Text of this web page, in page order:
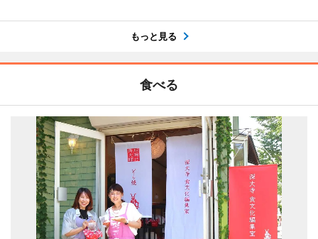
もっと見る
食べる